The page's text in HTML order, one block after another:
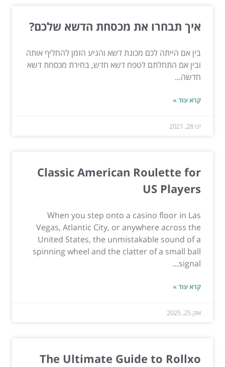
איך תבחרו את מכסחת הדשא שלכם?
בין אם הייתה לכם מכונת דשא והגיע הזמן להחליף אותה
ובין אם התחלתם לטפח דשא חדש, בחירת מכסחת דשא
חדשה...
קרא עוד »
ינו 28, 2021
Classic American Roulette for
US Players
When you step onto a casino floor in Las
Vegas, Atlantic City, or anywhere across the
United States, the unmistakable sound of a
spinning wheel and the clatter of a small ball
signal...
קרא עוד »
אוק 25, 2025
The Ultimate Guide to Rollxo